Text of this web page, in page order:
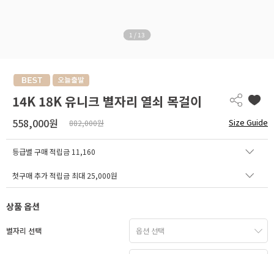
1 / 13
14K 18K 유니크 별자리 열쇠 목걸이
558,000원 882,000원 Size Guide
등급별 구매 적립금 11,160
첫구매 추가 적립금 최대 25,000원
상품 옵션
별자리 선택